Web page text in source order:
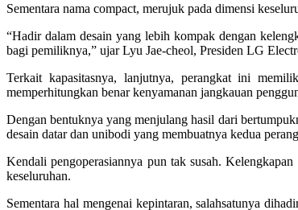
Sementara nama compact, merujuk pada dimensi
“Hadir dalam desain yang lebih kompak dengan
bagi pemiliknya,” ujar Lyu Jae-cheol, Presiden LG
Terkait kapasitasnya, lanjutnya, perangkat ini
memperhitungkan benar kenyamanan jangkauan
Dengan bentuknya yang menjulang hasil dari
desain datar dan unibodi yang membuatnya kedua
Kendali pengoperasiannya pun tak susah.
keseluruhan.
Sementara hal mengenai kepintaran, salahsatunya